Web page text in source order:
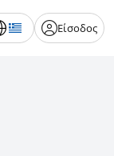
Είσοδος